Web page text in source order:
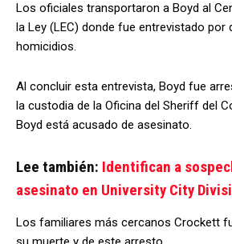
Los oficiales transportaron a Boyd al
la Ley (LEC) donde fue entrevistado por
homicidios.
Al concluir esta entrevista, Boyd fue
la custodia de la Oficina del Sheriff del
Boyd está acusado de asesinato.
Lee también: Identifican a
asesinato en University City
Los familiares más cercanos Crockett